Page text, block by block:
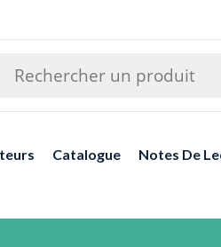
Catalogue Notes De